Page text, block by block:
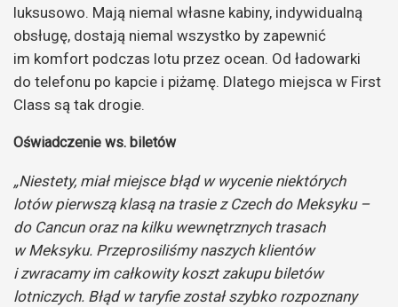
luksusowo. Mają niemal własne kabiny, indywidualną
obsługę, dostają niemal wszystko by zapewnić
im komfort podczas lotu przez ocean. Od ładowarki
do telefonu po kapcie i piżamę. Dlatego miejsca w First
Class są tak drogie.
Oświadczenie ws. biletów
„Niestety, miał miejsce błąd w wycenie niektórych
lotów pierwszą klasą na trasie z Czech do Meksyku –
do Cancun oraz na kilku wewnętrznych trasach
w Meksyku. Przeprosiliśmy naszych klientów
i zwracamy im całkowity koszt zakupu biletów
lotniczych. Błąd w taryfie został szybko rozpoznany